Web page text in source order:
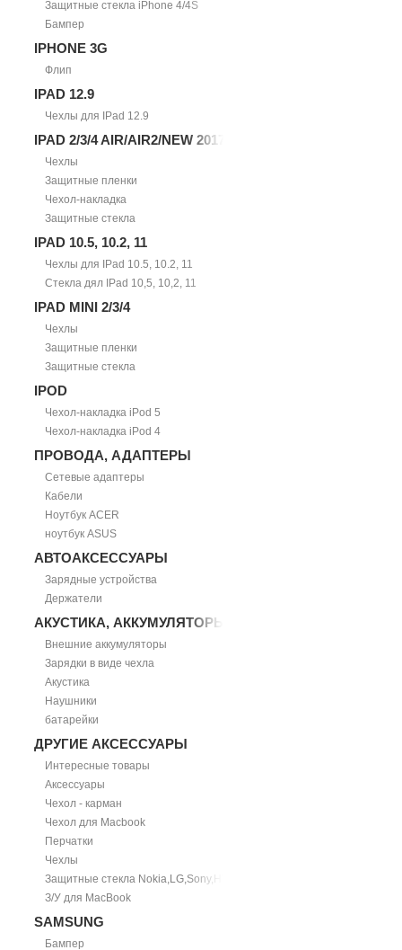
Защитные стекла iPhone 4/4S
Бампер
IPHONE 3G
Флип
IPAD 12.9
Чехлы для IPad 12.9
IPAD 2/3/4 AIR/AIR2/NEW 2017
Чехлы
Защитные пленки
Чехол-накладка
Защитные стекла
IPAD 10.5, 10.2, 11
Чехлы для IPad 10.5, 10.2, 11
Стекла дял IPad 10,5, 10,2, 11
IPAD MINI 2/3/4
Чехлы
Защитные пленки
Защитные стекла
IPOD
Чехол-накладка iPod 5
Чехол-накладка iPod 4
ПРОВОДА, АДАПТЕРЫ
Сетевые адаптеры
Кабели
Ноутбук ACER
ноутбук ASUS
АВТОАКСЕССУАРЫ
Зарядные устройства
Держатели
АКУСТИКА, АККУМУЛЯТОРЫ
Внешние аккумуляторы
Зарядки в виде чехла
Акустика
Наушники
батарейки
ДРУГИЕ АКСЕССУАРЫ
Интересные товары
Аксессуары
Чехол - карман
Чехол для Macbook
Перчатки
Чехлы
Защитные стекла Nokia,LG,Sony,HTC
З/У для MacBook
SAMSUNG
Бампер